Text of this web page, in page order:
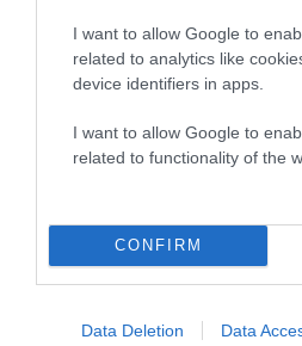
I want to allow Google to
related to analytics like
device identifiers in apps.
I want to allow Google to
related to functionality of the
CONFIRM
Data Deletion Data
A hiperaktív húgyhólyag
gyógyszereket lehet felírni, de
“edzése” vagy az életmód,
húgyhólyag közötti megfelelő
Ahogy Dr. Miller rámutat, a 20
szokásainkat, s azt is,hogy
változtassunk az egészségünk